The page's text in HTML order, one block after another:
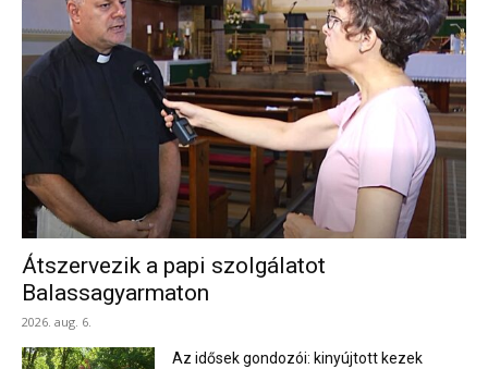
Átszervezik a papi szolgálatot
Balassagyarmaton
2026. aug. 6.
Az idősek gondozói: kinyújtott kezek